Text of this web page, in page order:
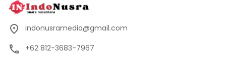
indonusramedia@gmail.com
+62 812-3683-7967